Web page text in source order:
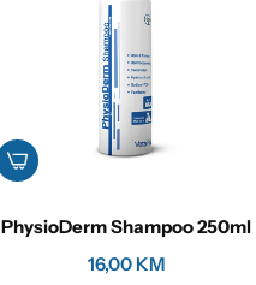
PhysioDerm Shampoo 250ml
16,00 KM